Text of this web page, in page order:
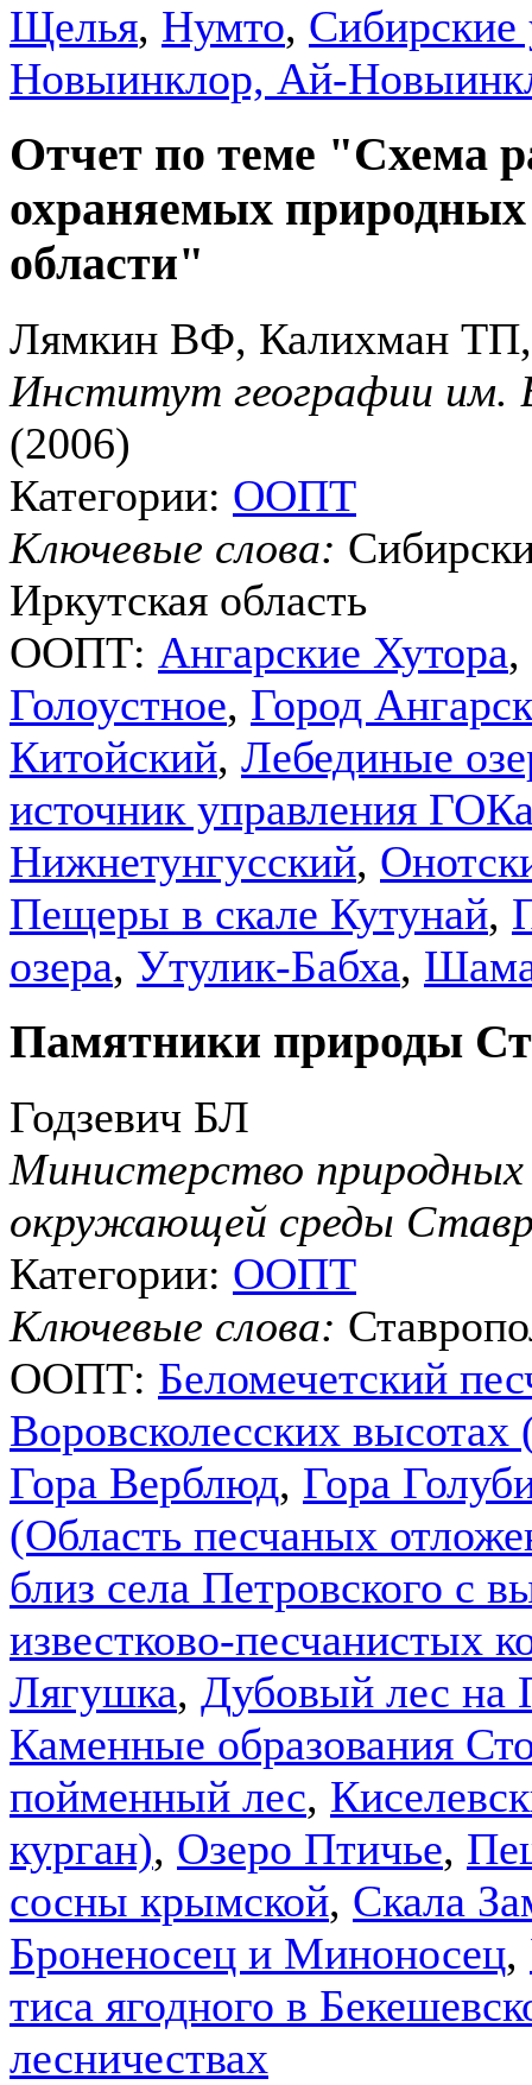
Щелья, Нумто, Сибирские
Новыинклор, Ай-
Отчет по теме "Схема
охраняемых
области"
Лямкин ВФ, Калихман
Институт географии
(2006)
Категории: ООПТ
Ключевые слова:
Иркутская область
ООПТ: Ангарские Хутора,
Голоустное, Город Ангарск
Китойский, Лебединые
источник управления
Нижнетунгусский,
Пещеры в скале Кутунай,
озера, Утулик-Бабха,
Памятники природы
Годзевич БЛ
Министерство природных
окружающей среды
Категории: ООПТ
Ключевые слова:
ООПТ: Беломечетский
Воровсколесских
Гора Верблюд, Гора
(Область песчаных
близ села Петровского с
известково-песчанистых
Лягушка, Дубовый лес на
Каменные образования
пойменный лес,
курган), Озеро Птичье,
сосны крымской, Скала
Броненосец и Миноносец,
тиса ягодного в
лесничествах